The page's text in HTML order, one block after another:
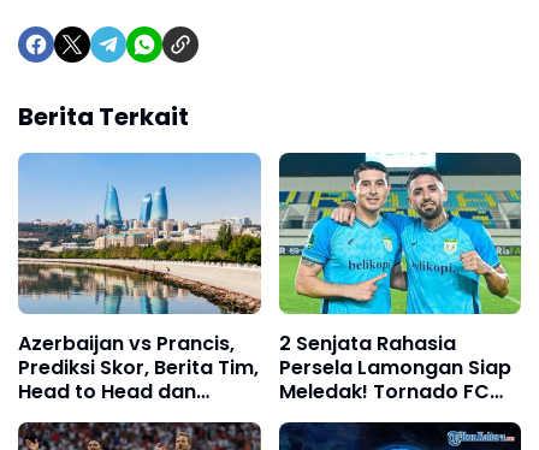
Berita Terkait
Azerbaijan vs Prancis,
Prediksi Skor, Berita Tim,
Head to Head dan
Lainnya 16 November
2025
2 Senjata Rahasia
Persela Lamongan Siap
Meledak! Tornado FC
Tidak Bisa Bermain
dengan Nyaman di